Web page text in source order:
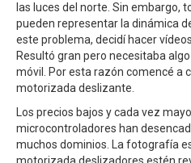
las luces del norte. Sin embargo,
pueden representar la dinámica
este problema, decidí hacer
Resultó gran pero necesitaba
móvil. Por esta razón comencé a
motorizada deslizante.
Los precios bajos y cada vez
microcontroladores han
muchos dominios. La fotografía